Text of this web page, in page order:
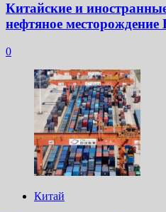
Китайские и
нефтяное месторождение
0
Китай